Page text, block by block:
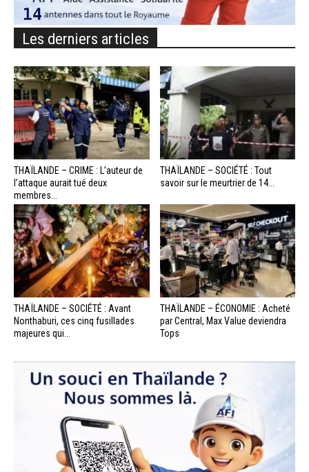
Les derniers articles
THAÏLANDE – CRIME : L’auteur de
l’attaque aurait tué deux
membres...
THAÏLANDE – SOCIÉTÉ : Tout
savoir sur le meurtrier de 14...
THAÏLANDE – SOCIÉTÉ : Avant
Nonthaburi, ces cinq fusillades
majeures qui...
THAÏLANDE – ÉCONOMIE : Acheté
par Central, Max Value deviendra
Tops